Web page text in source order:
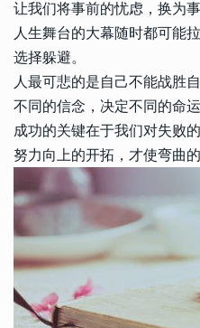
让我们将事前的忧虑，换为
人生舞台的大幕随时都可能
选择躲避。
人最可悲的是自己不能战胜自
不同的信念，决定不同的命运
成功的关键在于我们对失败的
努力向上的开拓，才使弯曲